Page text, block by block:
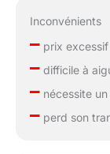
Inconvénients
–prix excessif
–difficile à
–nécessite un
–perd son